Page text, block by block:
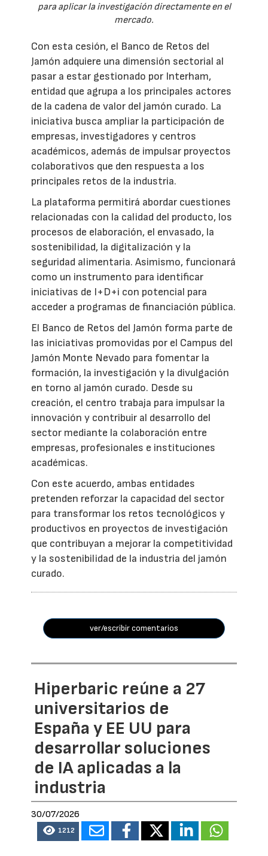
para aplicar la investigación directamente en el
mercado.
Con esta cesión, el Banco de Retos del
Jamón adquiere una dimensión sectorial al
pasar a estar gestionado por Interham,
entidad que agrupa a los principales actores
de la cadena de valor del jamón curado. La
iniciativa busca ampliar la participación de
empresas, investigadores y centros
académicos, además de impulsar proyectos
colaborativos que den respuesta a los
principales retos de la industria.
La plataforma permitirá abordar cuestiones
relacionadas con la calidad del producto, los
procesos de elaboración, el envasado, la
sostenibilidad, la digitalización y la
seguridad alimentaria. Asimismo, funcionará
como un instrumento para identificar
iniciativas de I+D+i con potencial para
acceder a programas de financiación pública.
El Banco de Retos del Jamón forma parte de
las iniciativas promovidas por el Campus del
Jamón Monte Nevado para fomentar la
formación, la investigación y la divulgación
en torno al jamón curado. Desde su
creación, el centro trabaja para impulsar la
innovación y contribuir al desarrollo del
sector mediante la colaboración entre
empresas, profesionales e instituciones
académicas.
Con este acuerdo, ambas entidades
pretenden reforzar la capacidad del sector
para transformar los retos tecnológicos y
productivos en proyectos de investigación
que contribuyan a mejorar la competitividad
y la sostenibilidad de la industria del jamón
curado.
ver/escribir comentarios
Hiperbaric reúne a 27
universitarios de
España y EE UU para
desarrollar soluciones
de IA aplicadas a la
industria
30/07/2026
1212